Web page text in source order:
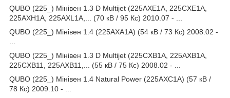
QUBO (225_) Мінівен 1.3 D Multijet (225AXE1A, 225CXE1A,
225AXH1A, 225AXL1A,... (70 кВ / 95 Кс) 2010.07 - ...
QUBO (225_) Мінівен 1.4 (225AXA1A) (54 кВ / 73 Кс) 2008.02 -
...
QUBO (225_) Мінівен 1.3 D Multijet (225CXB1A, 225AXB1A,
225CXB11, 225AXB11,... (55 кВ / 75 Кс) 2008.02 - ...
QUBO (225_) Мінівен 1.4 Natural Power (225AXC1A) (57 кВ /
78 Кс) 2009.10 - ...